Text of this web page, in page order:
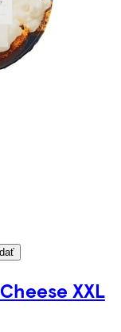
XXL